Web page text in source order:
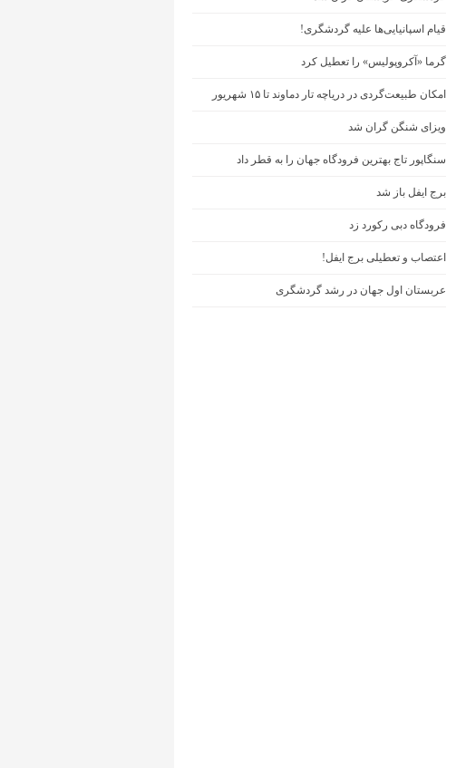
قیام اسپانیایی‌ها علیه گردشگری!
گرما «آکروپولیس» را تعطیل کرد
امکان طبیعت‌گردی در دریاچه تار دماوند تا ۱۵ شهریور
ویزای شنگن گران شد
سنگاپور تاج بهترین فرودگاه جهان را به قطر داد
برج ایفل باز شد
فرودگاه دبی رکورد زد
اعتصاب و تعطیلی برج ایفل!
عربستان اول جهان در رشد گردشگری